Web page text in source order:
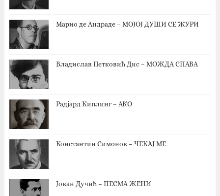
Марио де Андраде – МОЈОЈ ДУШИ СЕ ЖУРИ
Владислав Петковић Дис – МОЖДА СПАВА
Радјард Киплинг – АКО
Константин Симонов – ЧЕКАЈ МЕ
Јован Дучић – ПЕСМА ЖЕНИ